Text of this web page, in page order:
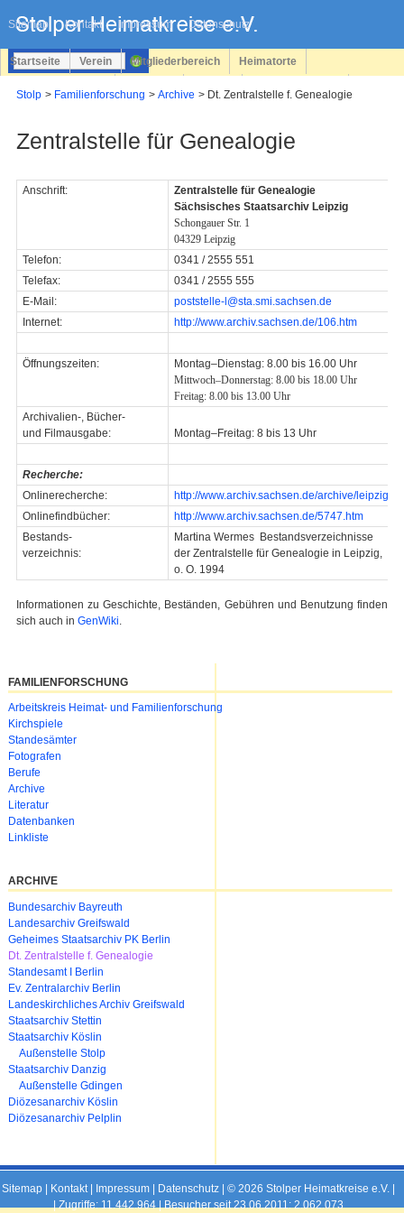
Sitemap Kontakt Impressum Datenschutz
überspringen
Startseite Verein Mitgliederbereich Heimatorte
Stolp Familienforschung Archive Dt. Zentralstelle f. Genealogie
Zentralstelle für Genealogie
Anschrift:
Zentralstelle für Genealogie
Sächsisches Staatsarchiv Leipzig
Schongauer Str. 1
04329 Leipzig
Telefon:
0341 / 2555 551
Telefax:
0341 / 2555 555
E-Mail:
poststelle-l@sta.smi.sachsen.de
Internet:
http://www.archiv.sachsen.de/106.htm
Öffnungszeiten:
Montag–Dienstag: 8.00 bis 16.00 Uhr
Mittwoch–Donnerstag: 8.00 bis 18.00 Uhr
Freitag: 8.00 bis 13.00 Uhr
Archivalien-, Bücher-
und Filmausgabe:
Montag–Freitag: 8 bis 13 Uhr
Recherche:
Onlinerecherche:
http://www.archiv.sachsen.de/archive/leipzig/
Onlinefindbücher:
http://www.archiv.sachsen.de/5747.htm
Bestands-
verzeichnis:
Martina Wermes Bestandsverzeichnisse
der Zentralstelle für Genealogie in Leipzig,
o. O. 1994
Informationen zu Geschichte, Beständen, Gebühren und Benutzung finden
sich auch in GenWiki.
FAMILIENFORSCHUNG
Navigation
überspringen
Arbeitskreis Heimat- und Familienforschung
Kirchspiele
Standesämter
Fotografen
Berufe
Archive
Literatur
Datenbanken
Linkliste
ARCHIVE
Navigation
überspringen
Bundesarchiv Bayreuth
Landesarchiv Greifswald
Geheimes Staatsarchiv PK Berlin
Dt. Zentralstelle f. Genealogie
Standesamt I Berlin
Ev. Zentralarchiv Berlin
Landeskirchliches Archiv Greifswald
Staatsarchiv Stettin
Staatsarchiv Köslin
Außenstelle Stolp
Staatsarchiv Danzig
Außenstelle Gdingen
Diözesanarchiv Köslin
Diözesanarchiv Pelplin
Sitemap| Kontakt| Impressum| Datenschutz| © 2026 Stolper Heimatkreise e.V. |
| Zugriffe: 11.442.964 | Besucher seit 23.06.2011: 2.062.073